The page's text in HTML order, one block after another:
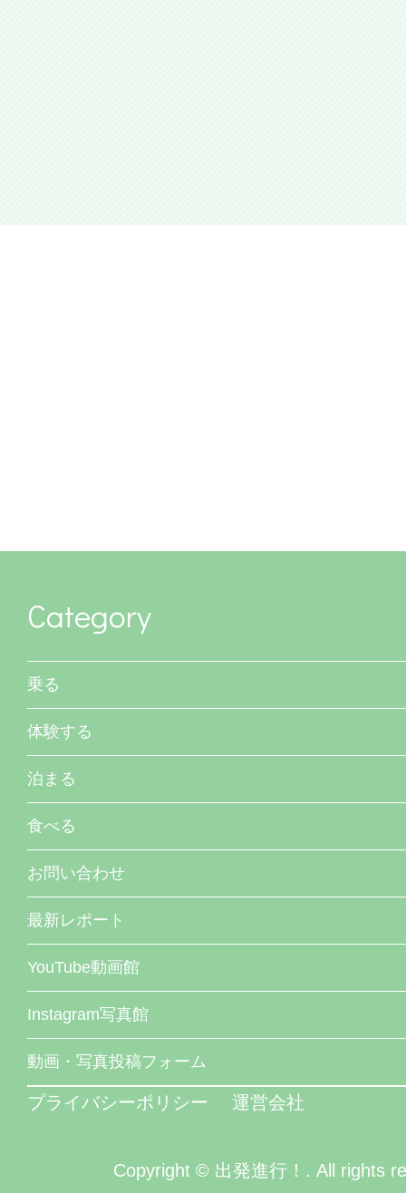
Category
乗る
体験する
泊まる
食べる
お問い合わせ
最新レポート
YouTube動画館
Instagram写真館
動画・写真投稿フォーム
プライバシーポリシー 運営会社
Copyright © 出発進行！. All rights